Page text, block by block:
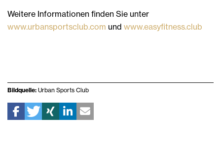
Weitere Informationen finden Sie unter
www.urbansportsclub.com und www.easyfitness.club
Bildquelle: Urban Sports Club